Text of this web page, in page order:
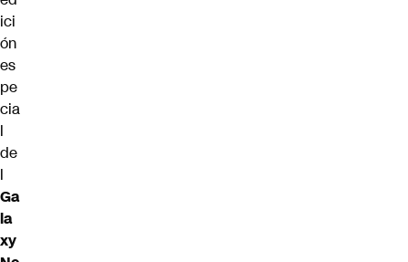
ici
ón
es
pe
cia
l
de
l
Ga
la
xy